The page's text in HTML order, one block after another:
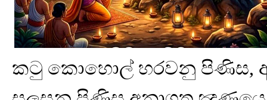
කටු කොහොල් හරවනු පිණිස,